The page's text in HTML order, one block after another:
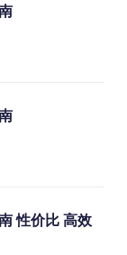
性价比 高效